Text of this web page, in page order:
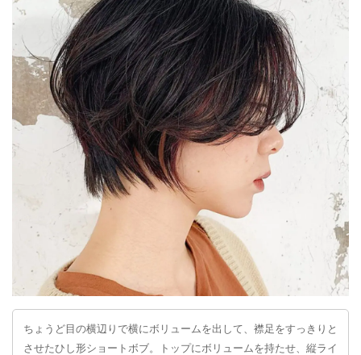
ちょうど目の横辺りで横にボリュームを出して、襟足をすっきりと
させたひし形ショートボブ。トップにボリュームを持たせ、縦ライ